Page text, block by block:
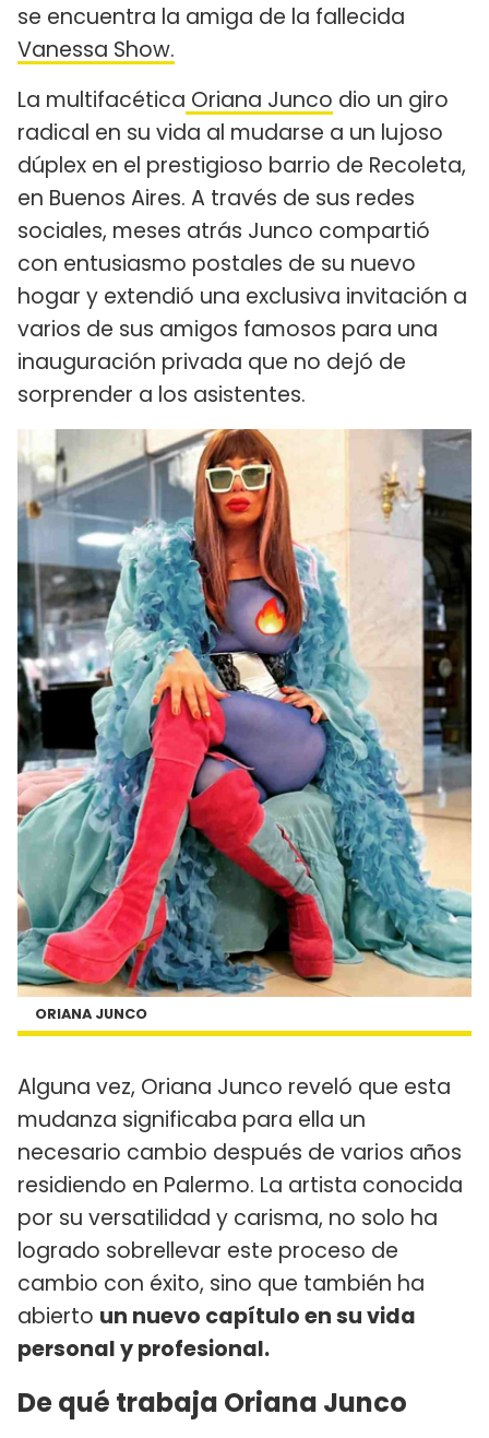
se encuentra la amiga de la fallecida
Vanessa Show.
La multifacética Oriana Junco dio un giro
radical en su vida al mudarse a un lujoso
dúplex en el prestigioso barrio de Recoleta,
en Buenos Aires. A través de sus redes
sociales, meses atrás Junco compartió
con entusiasmo postales de su nuevo
hogar y extendió una exclusiva invitación a
varios de sus amigos famosos para una
inauguración privada que no dejó de
sorprender a los asistentes.
ORIANA JUNCO
Alguna vez, Oriana Junco reveló que esta
mudanza significaba para ella un
necesario cambio después de varios años
residiendo en Palermo. La artista conocida
por su versatilidad y carisma, no solo ha
logrado sobrellevar este proceso de
cambio con éxito, sino que también ha
abierto un nuevo capítulo en su vida
personal y profesional.
De qué trabaja Oriana Junco